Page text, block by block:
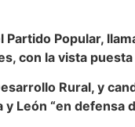
Popular,
con la vista
Rural, y
León “en defensa